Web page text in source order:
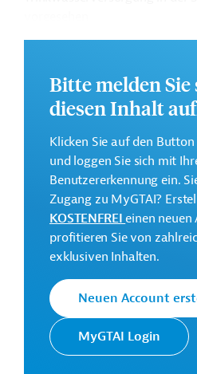
Widerstandsfähigkeit der
Überschwemmungen
finden Sie auf derWebseite
Gesamtkosten:
2,2 Milliarden US-Dollar
Geberbeitrag:
72 Millionen US-Dollar
Kontaktadressen
Bitte melden Sie
diesen Inhalt
Klicken Sie auf den
und loggen Sie sich mit
Benutzererkennung ein.
Zugang zu MyGTAI?
KOSTENFREIeinen neuen
profitieren Sie von
exklusiven Inhalten.
Neuen Account
MyGTAI Login